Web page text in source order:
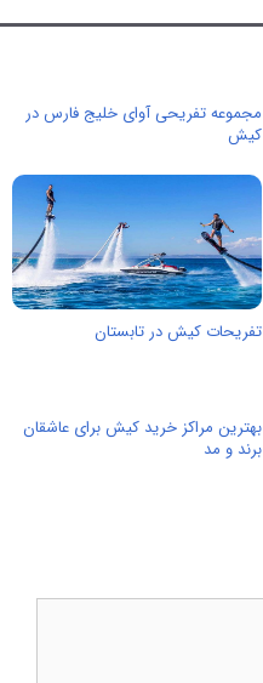
مجموعه تفریحی آوای خلیج فارس در
کیش
تفریحات کیش در تابستان
بهترین مراکز خرید کیش برای عاشقان
برند و مد